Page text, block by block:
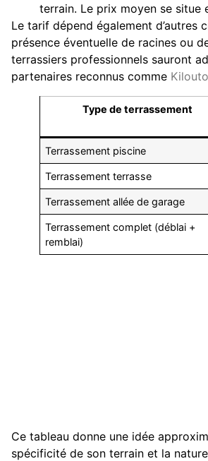
terrain. Le prix moyen se
Le tarif dépend également d’autres
présence éventuelle de racines ou
terrassiers professionnels sauront
partenaires reconnus comme
Type de terrassement
Terrassement piscine
Terrassement terrasse
Terrassement allée de garage
Terrassement complet (déblai +
remblai)
Ce tableau donne une idée
spécificité de son terrain et la